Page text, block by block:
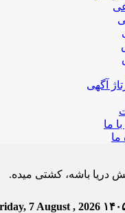
آگهی
ما
ما
باشه، کشتی میده.
7 August , 2026